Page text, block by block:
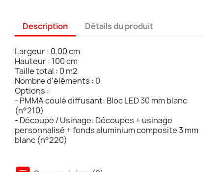
Description Détails du produit
Largeur : 0.00 cm
Hauteur : 100 cm
Taille total : 0 m2
Nombre d'éléments : 0
Options :
- PMMA coulé diffusant: Bloc LED 30 mm blanc
(n°210)
- Découpe / Usinage: Découpes + usinage
personnalisé + fonds aluminium composite 3 mm
blanc (n°220)